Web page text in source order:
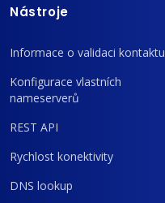
Nástroje
Informace o validaci kontaktu
Konfigurace vlastních
nameserverů
REST API
Rychlost konektivity
DNS lookup